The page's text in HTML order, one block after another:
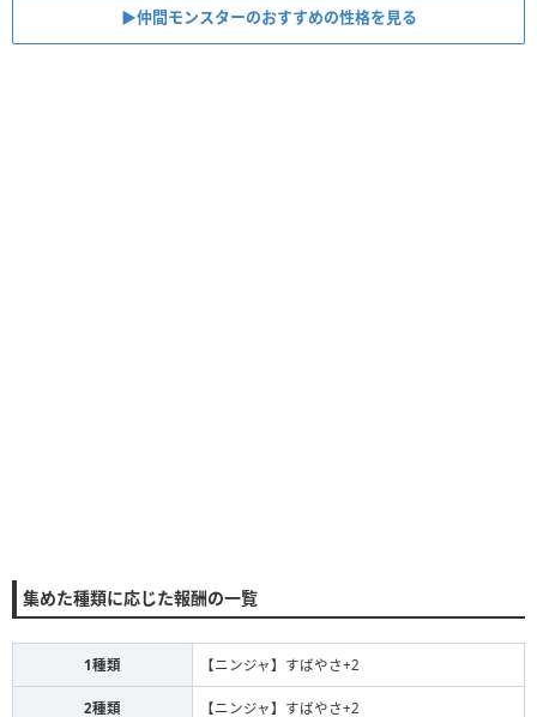
▶︎仲間モンスターのおすすめの性格を見る
集めた種類に応じた報酬の一覧
1種類 【ニンジャ】すばやさ+2
2種類 【ニンジャ】すばやさ+2